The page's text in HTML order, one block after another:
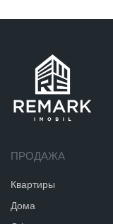
ПРОДАЖА
Квартиры
Дома